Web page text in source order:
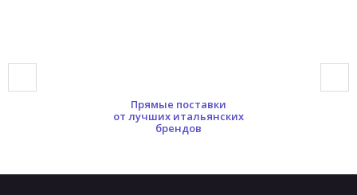
Прямые поставки
от лучших итальянских
брендов